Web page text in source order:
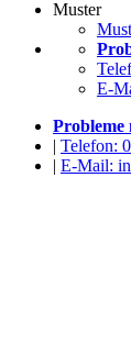
Muster
E-
Probleme
| Telefon:
| E-Mail: